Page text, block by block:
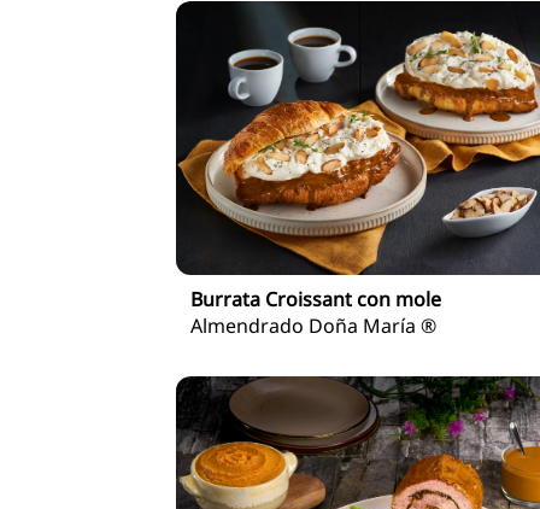
Burrata Croissant con mole
Almendrado Doña María ®